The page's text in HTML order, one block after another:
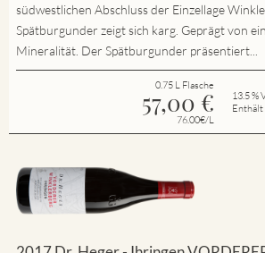
südwestlichen Abschluss der Einzellage
Spätburgunder zeigt sich karg. Geprägt von
Mineralität. Der Spätburgunder präsentiert...
0.75 L Flasche
57,00 €
76.00€/L
13.5 %
Enthält